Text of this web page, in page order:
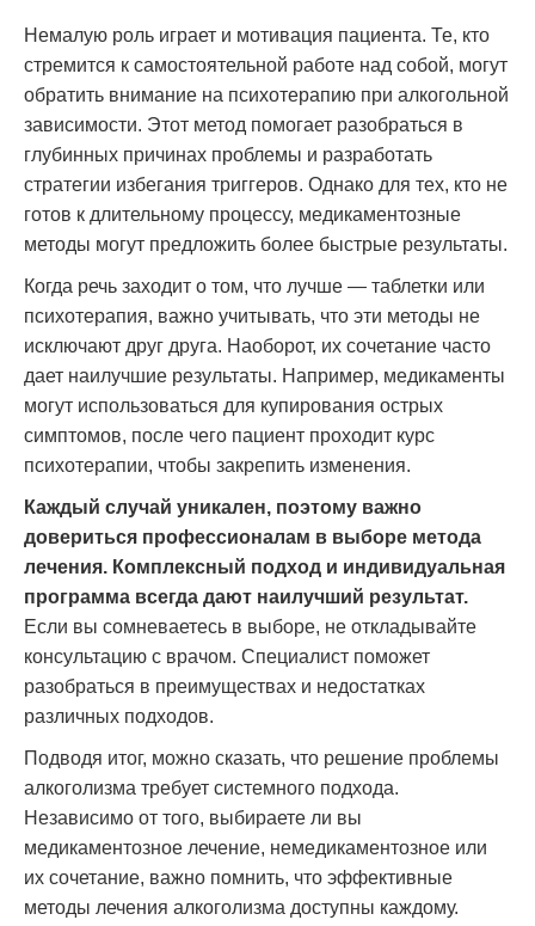
Немалую роль играет и мотивация пациента. Те, кто
стремится к самостоятельной работе над собой, могут
обратить внимание на психотерапию при алкогольной
зависимости. Этот метод помогает разобраться в
глубинных причинах проблемы и разработать
стратегии избегания триггеров. Однако для тех, кто не
готов к длительному процессу, медикаментозные
методы могут предложить более быстрые результаты.
Когда речь заходит о том, что лучше — таблетки или
психотерапия, важно учитывать, что эти методы не
исключают друг друга. Наоборот, их сочетание часто
дает наилучшие результаты. Например, медикаменты
могут использоваться для купирования острых
симптомов, после чего пациент проходит курс
психотерапии, чтобы закрепить изменения.
Каждый случай уникален, поэтому важно
довериться профессионалам в выборе метода
лечения. Комплексный подход и индивидуальная
программа всегда дают наилучший результат.
Если вы сомневаетесь в выборе, не откладывайте
консультацию с врачом. Специалист поможет
разобраться в преимуществах и недостатках
различных подходов.
Подводя итог, можно сказать, что решение проблемы
алкоголизма требует системного подхода.
Независимо от того, выбираете ли вы
медикаментозное лечение, немедикаментозное или
их сочетание, важно помнить, что эффективные
методы лечения алкоголизма доступны каждому.